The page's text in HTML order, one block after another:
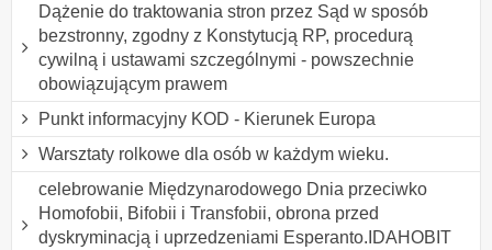
Dążenie do traktowania stron przez Sąd w sposób
bezstronny, zgodny z Konstytucją RP, procedurą
cywilną i ustawami szczególnymi - powszechnie
obowiązującym prawem
Punkt informacyjny KOD - Kierunek Europa
Warsztaty rolkowe dla osób w każdym wieku.
celebrowanie Międzynarodowego Dnia przeciwko
Homofobii, Bifobii i Transfobii, obrona przed
dyskryminacją i uprzedzeniami Esperanto.IDAHOBIT